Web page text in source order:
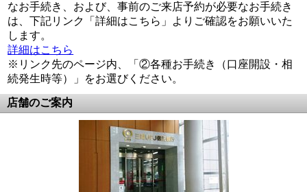
なお手続き、および、事前のご来店予約が必要なお手続き
は、下記リンク「詳細はこちら」よりご確認をお願いいた
します。
詳細はこちら
※リンク先のページ内、「②各種お手続き（口座開設・相
続発生時等）」をお選びください。
店舗のご案内